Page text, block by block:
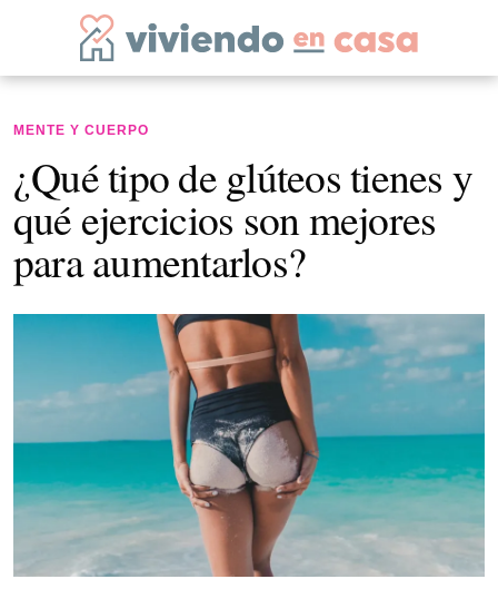
MENTE Y CUERPO
¿Qué tipo de glúteos tienes y
qué ejercicios son mejores
para aumentarlos?